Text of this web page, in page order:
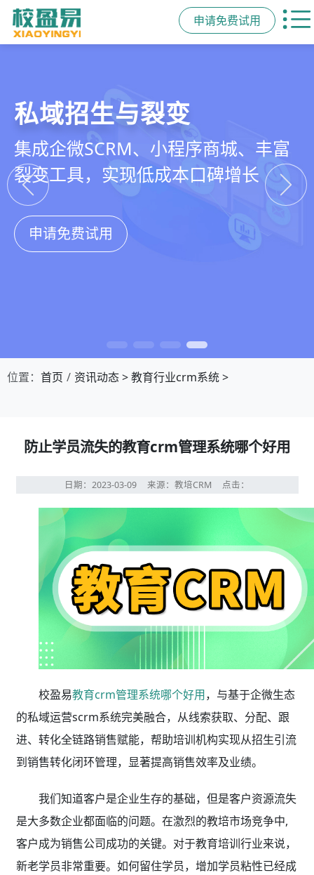
申请免费试用
教培行业CRM
以学员为中心，打通从引流、转化、
教学到复购转介绍的全生命周期增长
引擎
申请免费试用
智能销售漏斗
线索自动分配、标准化跟单、试听转
化分析，打造高绩效招生团队
申请免费试用
精细化客户运营
360°学员画像、自动化服务流程、智
能续费预警，深度挖掘学员长期价值
申请免费试用
私域招生与裂变
集成企微SCRM、小程序商城、丰富
裂变工具，实现低成本口碑增长
申请免费试用
位置： 首页 资讯动态>教育行业crm系统>
防止学员流失的教育crm管理系统哪个好用
日期：2023-03-09 来源：教培CRM 点击：
校盈易教育crm管理系统哪个好用，与基于企微生态
的私域运营scrm系统完美融合，从线索获取、分配、跟
进、转化全链路销售赋能，帮助培训机构实现从招生引流
到销售转化闭环管理，显著提高销售效率及业绩。
我们知道客户是企业生存的基础，但是客户资源流失
是大多数企业都面临的问题。在激烈的教培市场竞争中,
客户成为销售公司成功的关键。对于教育培训行业来说，
新老学员非常重要。如何留住学员，增加学员粘性已经成